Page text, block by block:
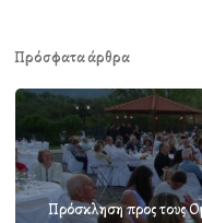
Πρόσφατα άρθρα
Πρόσκληση προς τους